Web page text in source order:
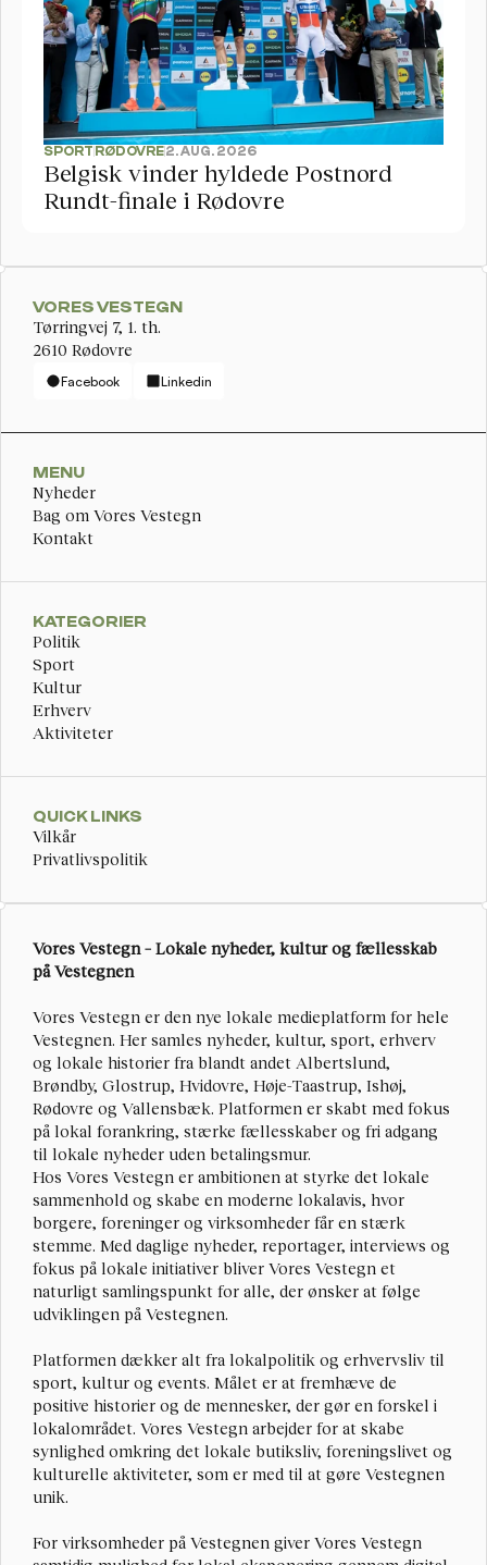
SPORT RØDOVRE2. AUG. 2026
Belgisk vinder hyldede Postnord
Rundt-finale i Rødovre
VORES VESTEGN
Tørringvej 7, 1. th.
2610 Rødovre
Facebook Linkedin
MENU
Nyheder
Bag om Vores Vestegn
Kontakt
KATEGORIER
Politik
Sport
Kultur
Erhverv
Aktiviteter
QUICK LINKS
Vilkår
Privatlivspolitik
Vores Vestegn – Lokale nyheder, kultur og fællesskab
på Vestegnen
Vores Vestegn er den nye lokale medieplatform for hele
Vestegnen. Her samles nyheder, kultur, sport, erhverv
og lokale historier fra blandt andet Albertslund,
Brøndby, Glostrup, Hvidovre, Høje-Taastrup, Ishøj,
Rødovre og Vallensbæk. Platformen er skabt med fokus
på lokal forankring, stærke fællesskaber og fri adgang
til lokale nyheder uden betalingsmur.
Hos Vores Vestegn er ambitionen at styrke det lokale
sammenhold og skabe en moderne lokalavis, hvor
borgere, foreninger og virksomheder får en stærk
stemme. Med daglige nyheder, reportager, interviews og
fokus på lokale initiativer bliver Vores Vestegn et
naturligt samlingspunkt for alle, der ønsker at følge
udviklingen på Vestegnen.
Platformen dækker alt fra lokalpolitik og erhvervsliv til
sport, kultur og events. Målet er at fremhæve de
positive historier og de mennesker, der gør en forskel i
lokalområdet. Vores Vestegn arbejder for at skabe
synlighed omkring det lokale butiksliv, foreningslivet og
kulturelle aktiviteter, som er med til at gøre Vestegnen
unik.
For virksomheder på Vestegnen giver Vores Vestegn